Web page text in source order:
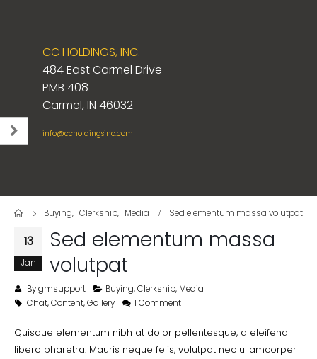
CC HOLDINGS, INC.
484 East Carmel Drive
PMB 408
Carmel, IN 46032
info@ccholdingsinc.com
Home
Buying, Clerkship, Media Sed elementum massa volutpat
13
Jan
Sed elementum massa
volutpat
Bygmsupport Buying,Clerkship, Media
Chat,Content,Gallery 1 Comment
Quisque elementum nibh at dolor pellentesque, a eleifend
libero pharetra. Mauris neque felis, volutpat nec ullamcorper
La scena del gioco: atmosfere,
colori e dettagli dei casinò digitali
August 6, 2026
Regulering en
consumentenbescherming bij
online kansspelen
Një mbrëmje ndryshe me
argëtimin e kazinos në